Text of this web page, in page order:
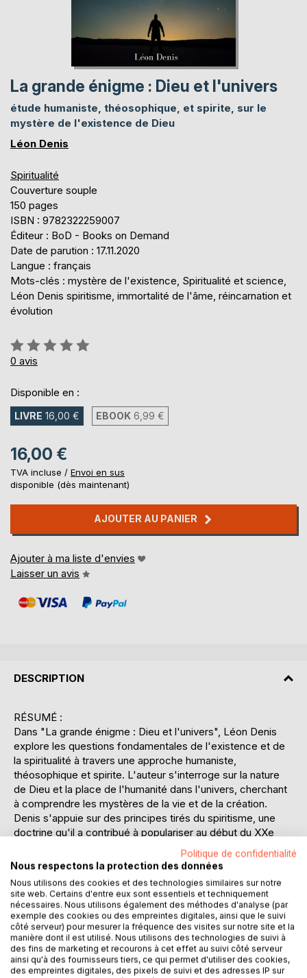
La grande énigme : Dieu et l'univers
étude humaniste, théosophique, et spirite, sur le
mystère de l'existence de Dieu
Léon Denis
Spiritualité
Couverture souple
150 pages
ISBN : 9782322259007
Éditeur : BoD - Books on Demand
Date de parution : 17.11.2020
Langue : français
Mots-clés : mystère de l'existence, Spiritualité et science,
Léon Denis spiritisme, immortalité de l'âme, réincarnation et
évolution
Évaluation:
0%
0 avis
Disponible en :
LIVRE 16,00 € EBOOK 6,99 €
16,00 €
TVA incluse / Envoi en sus
disponible (dès maintenant)
AJOUTER AU PANIER
Ajouter à ma liste d'envies
Laisser un avis
DESCRIPTION
RÉSUMÉ :
Dans "La grande énigme : Dieu et l'univers", Léon Denis
explore les questions fondamentales de l'existence et de
la spiritualité à travers une approche humaniste,
théosophique et spirite. L'auteur s'interroge sur la nature
de Dieu et la place de l'humanité dans l'univers, cherchant
à comprendre les mystères de la vie et de la création.
Denis s'appuie sur des principes tirés du spiritisme, une
doctrine qu'il a contribué à populariser au début du XXe
siècle, pour offrir une perspective unique sur la relation
entre le monde visible et invisible. Le livre aborde des
thèmes tels que l'immortalité de l'âme, la réincarnation, et
l'évolution spirituelle, tout en posant des questions sur le
rôle de l'intelligence divine dans l'univers. À travers une
réflexion profonde et rigoureuse, Denis invite le lecteur à
envisager une réalité où la science et la spiritualité ne
s'opposent pas, mais se complètent pour offrir une vision
plus complète de l'existence. Ce texte, à la fois accessible
Politique de confidentialité
Nous respectons la protection des données
Nous utilisons des cookies et des technologies similaires sur notre
site web. Certains d'entre eux sont essentiels et techniquement
nécessaires. Nous utilisons également des méthodes d'analyse (par
exemple des cookies ou des empreintes digitales, ainsi que le suivi
côté serveur) pour mesurer la fréquence des visites sur notre site et la
manière dont il est utilisé. Nous utilisons des technologies de suivi à
des fins de marketing et recourons à cet effet au suivi côté serveur
ainsi qu'à des fournisseurs tiers, ce qui permet d'utiliser des cookies,
des empreintes digitales, des pixels de suivi et des adresses IP sur